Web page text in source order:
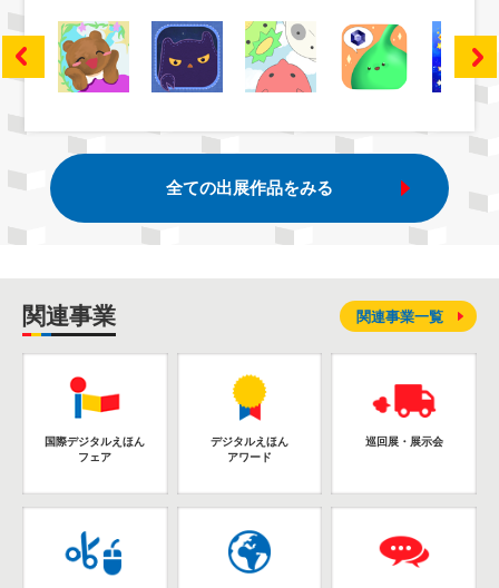
全ての出展作品をみる
関連事業
国際デジタルえほん
フェア
デジタルえほん
アワード
巡回展・展示会
関連事業一覧